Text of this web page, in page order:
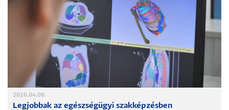
2026.04.08.
Legjobbak az egészségügyi szakképzésben